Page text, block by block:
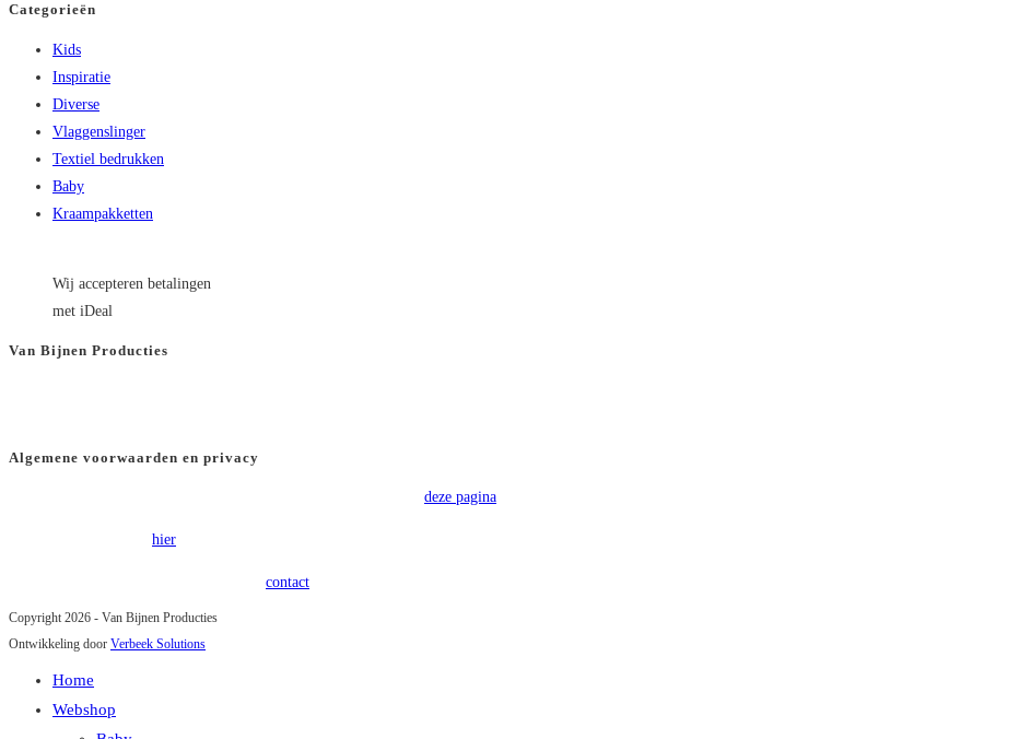
Categorieën
Kids
Inspiratie
Diverse
Vlaggenslinger
Textiel bedrukken
Baby
Kraampakketten
Wij accepteren betalingen
met iDeal
Van Bijnen Producties
Algemene voorwaarden en privacy
deze pagina
hier
contact
Copyright 2026 - Van Bijnen Producties
Ontwikkeling door Verbeek Solutions
Home
Webshop